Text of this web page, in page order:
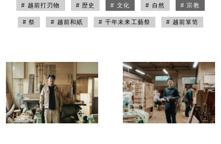
# 越前打刃物 # 歴史 # 文化 # 自然 # 宗教
# 祭 # 越前和紙 # 千年未来工藝祭 # 越前箪笥